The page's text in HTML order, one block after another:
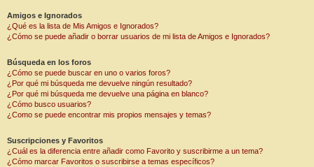
Amigos e Ignorados
¿Qué es la lista de Mis Amigos e Ignorados?
¿Cómo se puede añadir o borrar usuarios de mi lista de Amigos e Ignorados?
Búsqueda en los foros
¿Cómo se puede buscar en uno o varios foros?
¿Por qué mi búsqueda me devuelve ningún resultado?
¿Por qué mi búsqueda me devuelve una página en blanco?
¿Cómo busco usuarios?
¿Como se puede encontrar mis propios mensajes y temas?
Suscripciones y Favoritos
¿Cuál es la diferencia entre añadir como Favorito y suscribirme a un tema?
¿Cómo marcar Favoritos o suscribirse a temas específicos?